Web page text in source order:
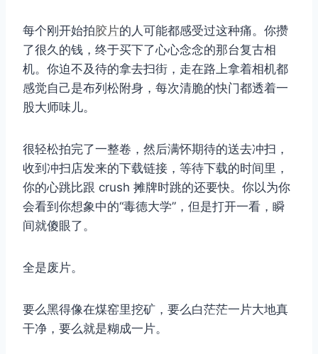
每个刚开始拍胶片的人可能都感受过这种痛。你攒
了很久的钱，终于买下了心心念念的那台复古相
机。你迫不及待的拿去扫街，走在路上拿着相机都
感觉自己是布列松附身，每次清脆的快门都透着一
股大师味儿。
很轻松拍完了一整卷，然后满怀期待的送去冲扫，
收到冲扫店发来的下载链接，等待下载的时间里，
你的心跳比跟 crush 摊牌时跳的还要快。你以为你
会看到你想象中的“毒德大学”，但是打开一看，瞬
间就傻眼了。
全是废片。
要么黑得像在煤窑里挖矿，要么白茫茫一片大地真
干净，要么就是糊成一片。